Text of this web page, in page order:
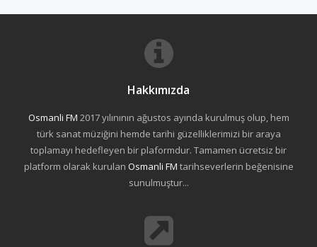
Hakkımızda
Osmanli FM 2017 yılınının ağustos ayında kurulmuş olup, hem
türk sanat müziğini hemde tarihi güzelliklerimizi bir araya
toplamayı hedefleyen bir plaformdur. Tamamen ücretsiz bir
platform olarak kurulan Osmanli FM tarihseverlerin beğenisine
sunulmuştur...